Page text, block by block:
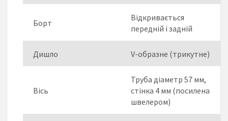
Борт
Відкривається
передній і задній
Дишло V-образне (трикутне)
Вісь
Труба діаметр 57 мм,
стінка 4 мм (посилена
швелером)